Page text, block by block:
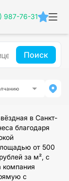
987-76-31
Поиск
в Санкт-
благодаря
от 500
за м², с
с